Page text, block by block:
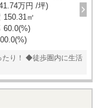
万円 /坪)
150.31㎡
60.0(%)
たり！ ◆徒歩圏内に生活